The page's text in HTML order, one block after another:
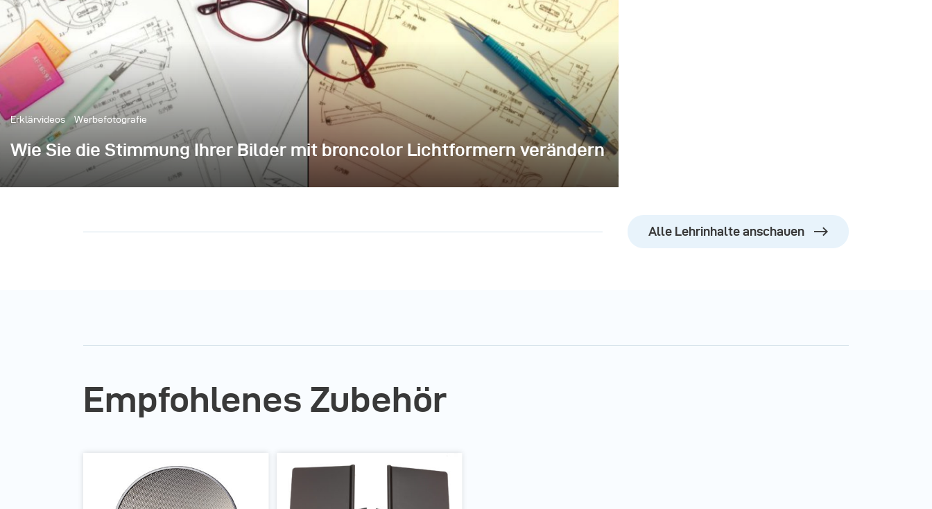
Erklärvideos Werbefotografie
Wie Sie die Stimmung Ihrer Bilder mit broncolor Lichtformern verändern
Lichtformer sind ein erstaunliches Werkzeug, um Bildern Stimmung und Emotionen zu verleihen. Dieses
Alle Lehrinhalte anschauen
Empfohlenes Zubehör